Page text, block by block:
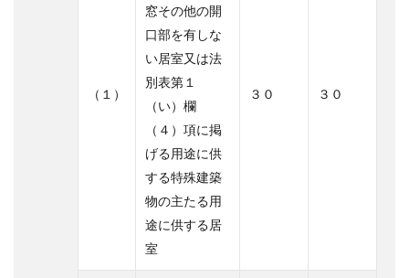
（１）
窓その他の開
口部を有しな
い居室又は法
別表第１
（い）欄
（４）項に掲
げる用途に供
する特殊建築
物の主たる用
途に供する居
室
３０ ３０